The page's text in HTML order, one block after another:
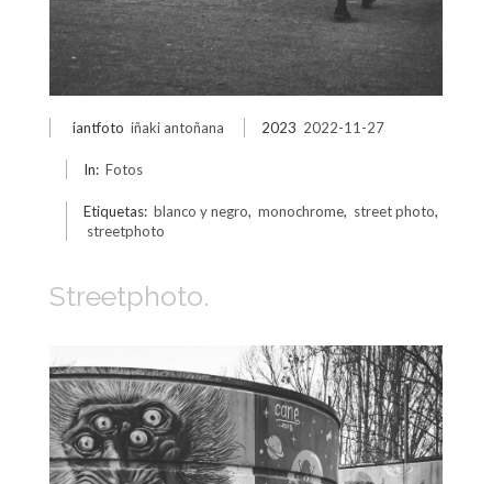
iantfoto iñaki antoñana 2023 2022-11-27
In: Fotos
Etiquetas: blanco y negro, monochrome, street photo,
streetphoto
Streetphoto.